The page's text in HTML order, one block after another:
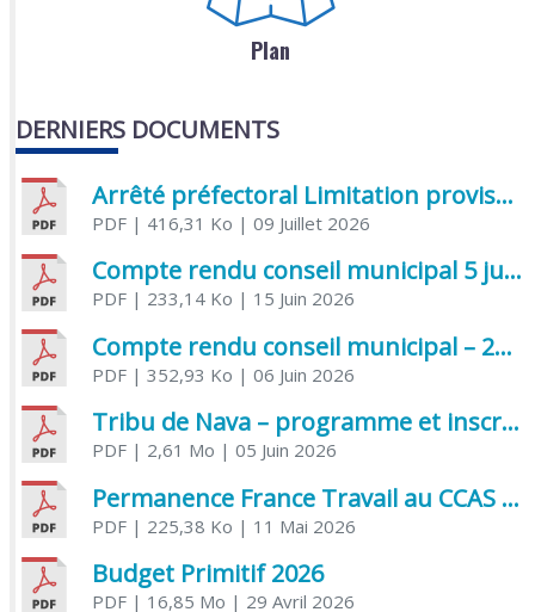
Plan
DERNIERS DOCUMENTS
Arrêté préfectoral Limitation provisoire des usages de l’eau
PDF| 416,31 Ko | 09 Juillet 2026
Compte rendu conseil municipal 5 juin 2026 sénatoriale
PDF| 233,14 Ko | 15 Juin 2026
Compte rendu conseil municipal – 21 avril 2026
PDF| 352,93 Ko | 06 Juin 2026
Tribu de Nava – programme et inscriptions été 2026
PDF| 2,61 Mo | 05 Juin 2026
Permanence France Travail au CCAS de Saujon Juin 2026
PDF| 225,38 Ko | 11 Mai 2026
Budget Primitif 2026
PDF| 16,85 Mo | 29 Avril 2026